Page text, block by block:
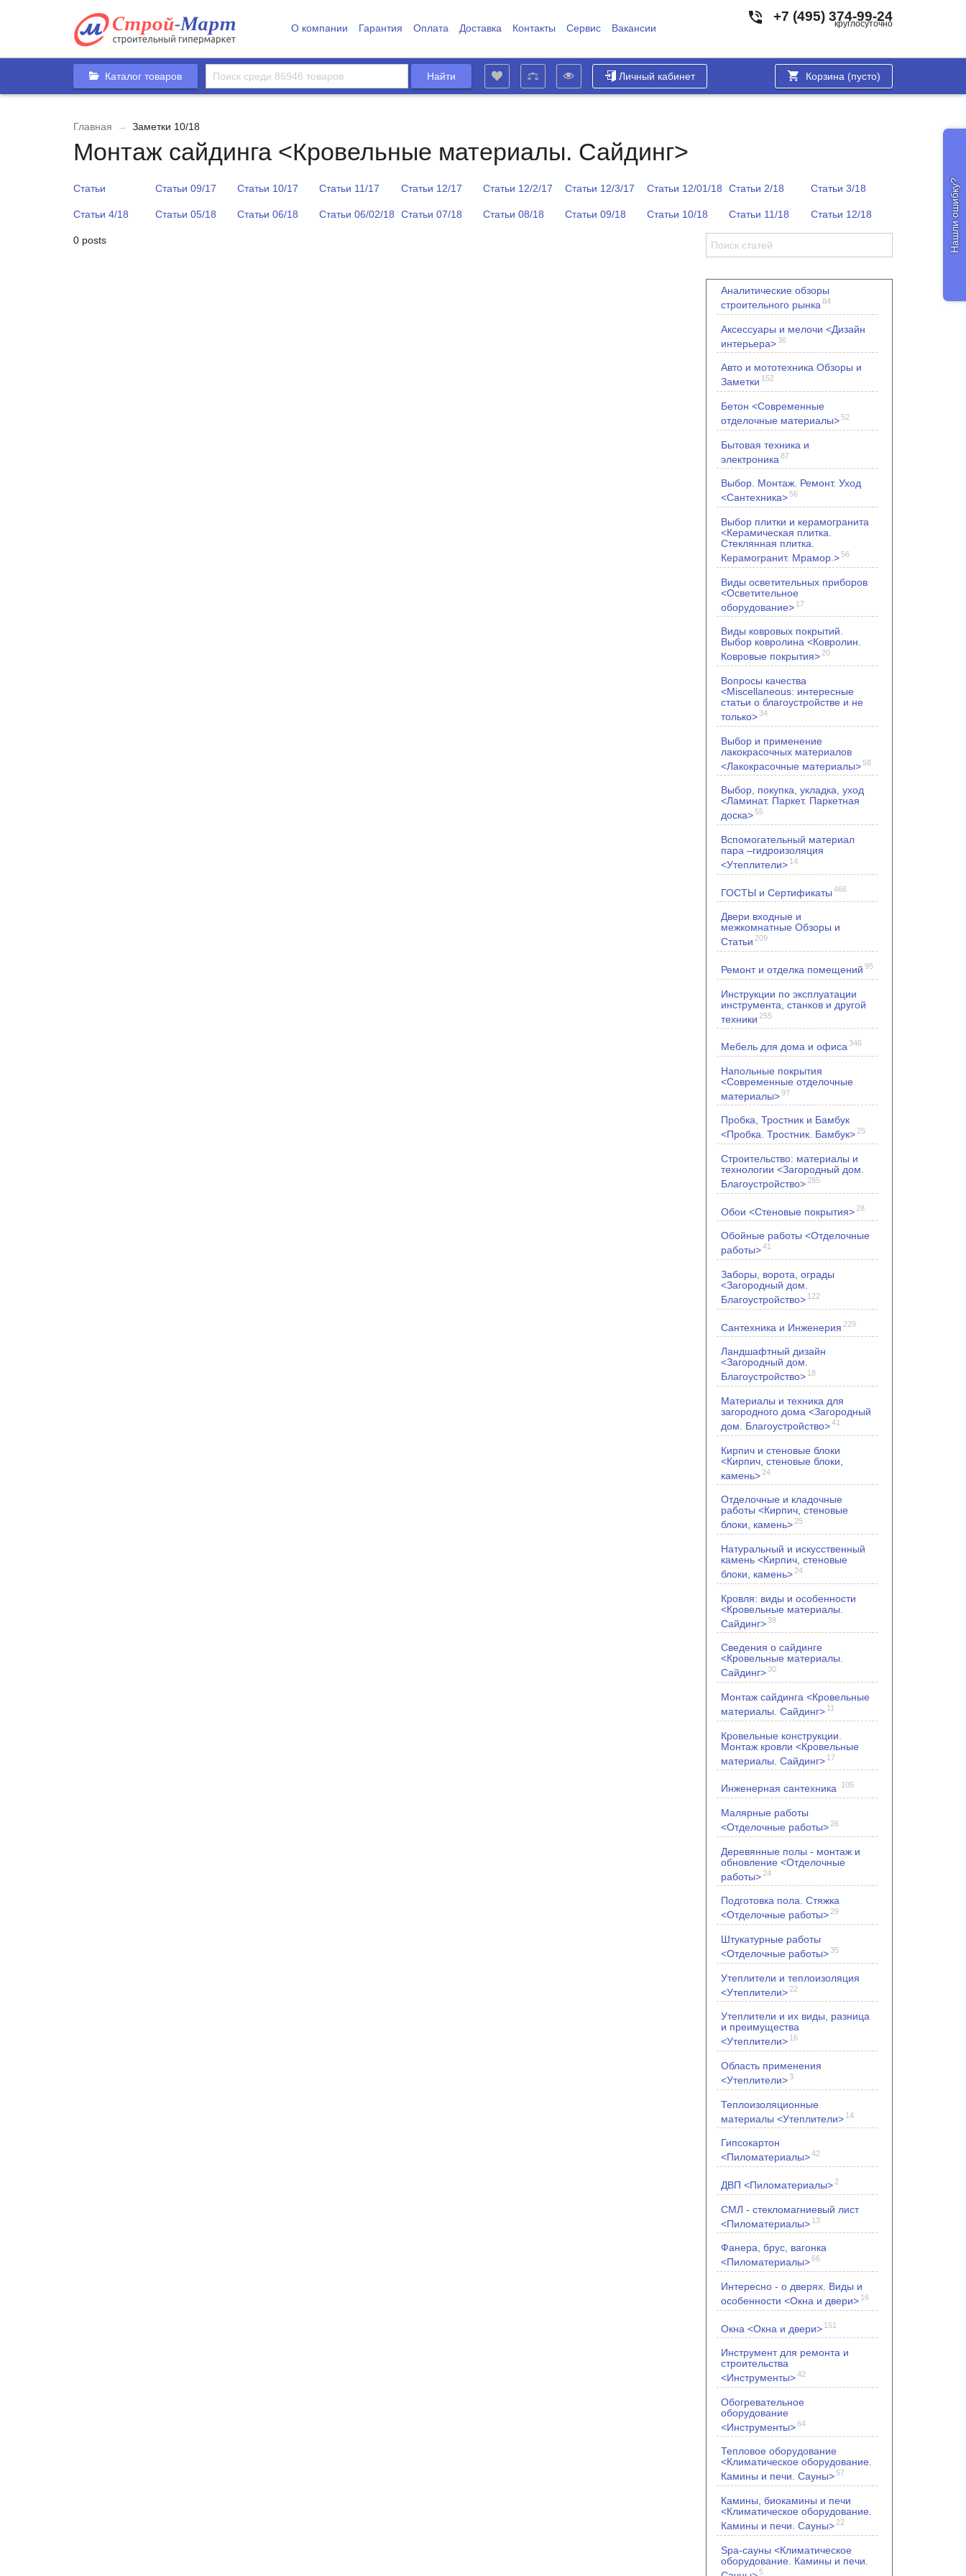
О компании Гарантия Оплата Доставка Контакты Сервис Вакансии
+7 (495) 374-99-24
круглосуточно
Каталог товаров Личный кабинет Корзина (пусто)
Главная → Заметки 10/18
Монтаж сайдинга <Кровельные материалы. Сайдинг>
Статьи Статьи 09/17 Статьи 10/17 Статьи 11/17 Статьи 12/17 Статьи 12/2/17 Статьи 12/3/17 Статьи 12/01/18 Статьи 2/18 Статьи 3/18
Статьи 4/18 Статьи 05/18 Статьи 06/18 Статьи 06/02/18 Статьи 07/18 Статьи 08/18 Статьи 09/18 Статьи 10/18 Статьи 11/18 Статьи 12/18
0 posts
Аналитические обзоры
строительного рынка 84
Аксессуары и мелочи <Дизайн
интерьера>36
Авто и мототехника Обзоры и
Заметки 152
Бетон <Современные
отделочные материалы>52
Бытовая техника и
электроника 87
Выбор. Монтаж. Ремонт. Уход
<Сантехника>56
Выбор плитки и керамогранита
<Керамическая плитка.
Стеклянная плитка.
Керамогранит. Мрамор.>56
Виды осветительных приборов
<Осветительное
оборудование> 17
Виды ковровых покрытий.
Выбор ковролина <Ковролин.
Ковровые покрытия> 20
Вопросы качества
<Miscellaneous: интересные
статьи о благоустройстве и не
только>34
Выбор и применение
лакокрасочных материалов
<Лакокрасочные материалы>58
Выбор, покупка, укладка, уход
<Ламинат. Паркет. Паркетная
доска>55
Вспомогательный материал
пара –гидроизоляция
<Утеплители> 14
ГОСТЫ и Сертификаты 466
Двери входные и
межкомнатные Обзоры и
Статьи 209
Ремонт и отделка помещений 95
Инструкции по эксплуатации
инструмента, станков и другой
техники 255
Мебель для дома и офиса 346
Напольные покрытия
<Современные отделочные
материалы>97
Пробка, Тростник и Бамбук
<Пробка. Тростник. Бамбук>25
Строительство: материалы и
технологии <Загородный дом.
Благоустройство> 285
Обои <Стеновые покрытия> 28
Обойные работы <Отделочные
работы>41
Заборы, ворота, ограды
<Загородный дом.
Благоустройство> 122
Сантехника и Инженерия 229
Ландшафтный дизайн
<Загородный дом.
Благоустройство> 18
Материалы и техника для
загородного дома <Загородный
дом. Благоустройство>41
Кирпич и стеновые блоки
<Кирпич, стеновые блоки,
камень> 24
Отделочные и кладочные
работы <Кирпич, стеновые
блоки, камень> 25
Натуральный и искусственный
камень <Кирпич, стеновые
блоки, камень> 24
Кровля: виды и особенности
<Кровельные материалы.
Сайдинг>39
Сведения о сайдинге
<Кровельные материалы.
Сайдинг>30
Монтаж сайдинга <Кровельные
материалы. Сайдинг> 11
Кровельные конструкции.
Монтаж кровли <Кровельные
материалы. Сайдинг> 17
Инженерная сантехника 105
Малярные работы
<Отделочные работы> 26
Деревянные полы - монтаж и
обновление <Отделочные
работы> 24
Подготовка пола. Стяжка
<Отделочные работы> 29
Штукатурные работы
<Отделочные работы>35
Утеплители и теплоизоляция
<Утеплители> 22
Утеплители и их виды, разница
и преимущества
<Утеплители> 16
Область применения
<Утеплители>3
Теплоизоляционные
материалы <Утеплители> 14
Гипсокартон
<Пиломатериалы>42
ДВП <Пиломатериалы> 2
СМЛ - стекломагниевый лист
<Пиломатериалы> 13
Фанера, брус, вагонка
<Пиломатериалы>66
Интересно - о дверях. Виды и
особенности <Окна и двери> 16
Окна <Окна и двери> 151
Инструмент для ремонта и
строительства
<Инструменты>42
Обогревательное
оборудование
<Инструменты>64
Тепловое оборудование
<Климатическое оборудование.
Камины и печи. Сауны>57
Камины, биокамины и печи
<Климатическое оборудование.
Камины и печи. Сауны> 22
Spa-сауны <Климатическое
оборудование. Камины и печи.
5
Нашли ошибку?